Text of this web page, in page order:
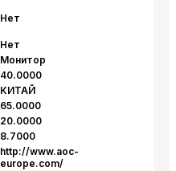
Нет
Нет
Монитор
40.0000
КИТАЙ
65.0000
20.0000
8.7000
http://www.aoc-
europe.com/